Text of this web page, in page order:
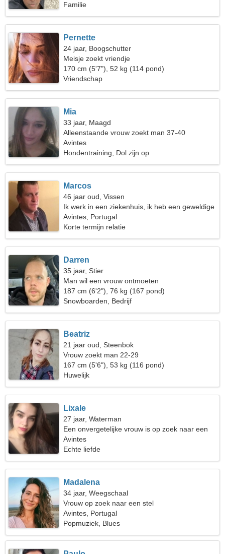
Familie
Pernette
24 jaar, Boogschutter
Meisje zoekt vriendje
170 cm (5'7"), 52 kg (114 pond)
Vriendschap
Mia
33 jaar, Maagd
Alleenstaande vrouw zoekt man 37-40
Avintes
Hondentraining, Dol zijn op
Marcos
46 jaar oud, Vissen
Ik werk in een ziekenhuis, ik heb een geweldige
vrouw nodig
Avintes, Portugal
Korte termijn relatie
Darren
35 jaar, Stier
Man wil een vrouw ontmoeten
187 cm (6'2"), 76 kg (167 pond)
Snowboarden, Bedrijf
Beatriz
21 jaar oud, Steenbok
Vrouw zoekt man 22-29
167 cm (5'6"), 53 kg (116 pond)
Huwelijk
Lixale
27 jaar, Waterman
Een onvergetelijke vrouw is op zoek naar een
relatie
Avintes
Echte liefde
Madalena
34 jaar, Weegschaal
Vrouw op zoek naar een stel
Avintes, Portugal
Popmuziek, Blues